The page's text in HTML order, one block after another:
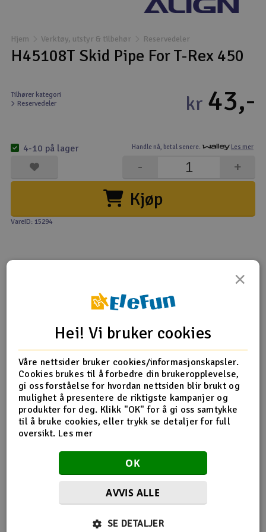
Droner
Fly
Helikopter
Kamerautstyr
Modellbygging, LEGO & byggesett
Motor & tilbehør
Raketter
Smarthjem, lek & hobby
Solenergi
Sparkesykler & elkjøretøy
Verktøy, utstyr & tilbehør
Hjem Verktøy, utstyr & tilbehør Reservedeler
H45108T Skid Pipe For T-Rex 450
Tilhører kategori
Reservedeler
Handle nå, betal senere. Les mer
kr 43,-
Kjøp
+
-
4-10 på lager
VareID: 15294
Tips en venn Anmeldelser
Produktinformasjon
H45108T Skid Pipe For T-Rex 450
Flere detaljer
Produktet er
Reservedeler Align T-Rex 450 Sport
×
Hei! Vi bruker cookies
Våre nettsider bruker cookies/informasjonskapsler.
Cookies brukes til å forbedre din brukeropplevelse,
gi oss forståelse for hvordan nettsiden blir brukt og
mulighet å presentere de riktigste kampanjer og
produkter for deg. Klikk "OK" for å gi oss samtykke
til å bruke cookies, eller trykk se detaljer for full
oversikt. Les mer
OK
AVVIS ALLE
SE DETALJER